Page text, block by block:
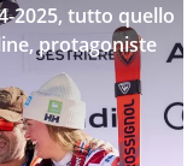
2025, tutto quello
protagoniste